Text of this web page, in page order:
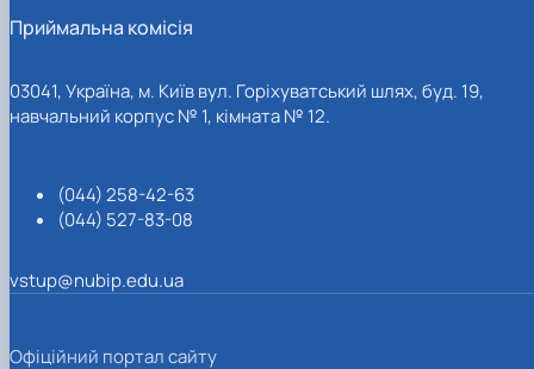
Приймальна комісія
03041, Україна, м. Київ вул. Горіхуватський шлях, буд. 19,
навчальний корпус № 1, кімната № 12.
(044) 258-42-63
(044) 527-83-08
vstup@nubip.edu.ua
Офіційний портал сайту